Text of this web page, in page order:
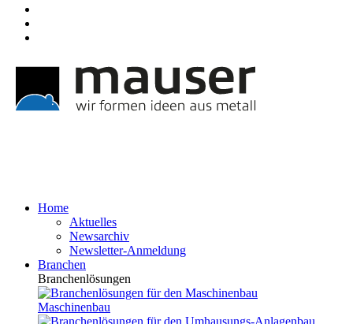
Home
Aktuelles
Newsarchiv
Newsletter-Anmeldung
Branchen
Branchenlösungen
Maschinenbau